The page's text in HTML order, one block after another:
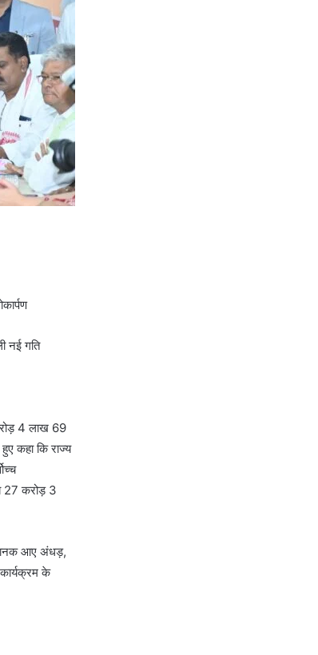
नई गति
4 लाख 69
कहा कि राज्य
27 करोड़ 3
आए अंधड़,
के